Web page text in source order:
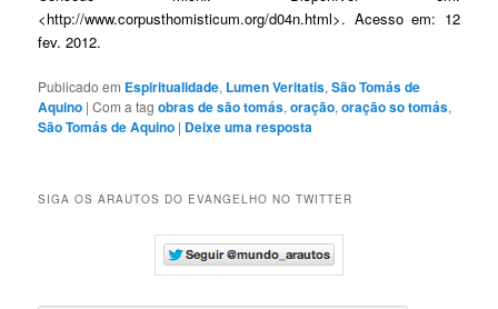
<http://www.corpusthomisticum.org/d04n.html>. Acesso em: 12
fev. 2012.
Publicado em Espiritualidade, Lumen Veritatis,São Tomás de
Aquino |Com a tagobras de são tomás,oração,oração so tomás,
São Tomás de Aquino | Deixe uma resposta
SIGA OS ARAUTOS DO EVANGELHO NO TWITTER